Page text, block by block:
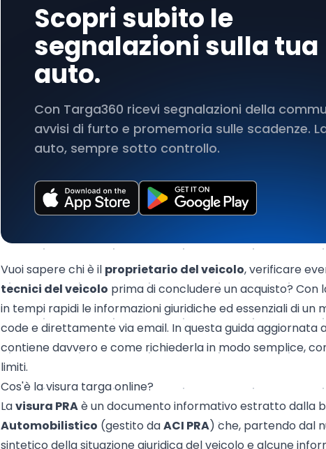
Scopri subito le
segnalazioni sulla tua
auto.
Con Targa360 ricevi segnalazioni della
avvisi di furto e promemoria sulle scadenze.
auto, sempre sotto controllo.
Vuoi sapere chi è il proprietario del veicolo, verificare
tecnici del veicolo prima di concludere un acquisto? Con
in tempi rapidi le informazioni giuridiche ed essenziali di un
code e direttamente via email. In questa guida aggiornata
contiene davvero e come richiederla in modo semplice,
limiti.
Cos'è la visura targa online?
Lavisura PRAè un documento informativo estratto dalla
Automobilistico (gestito daACI PRA) che, partendo dal
sintetico della situazione giuridica del veicolo e alcune